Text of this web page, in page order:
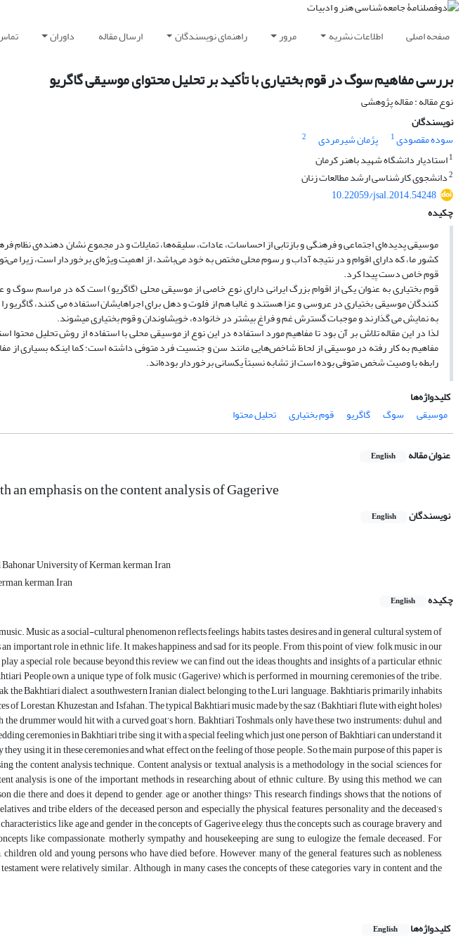
صفحه اصلی اطلاعات نشریه مرور راهنمای نویسندگان ارسال مقاله داوران
بررسی مفاهیم سوگ در قوم بختیاری با تأکید بر تحلیل محتوای موسیقی گاگریو
نوع مقاله : مقاله پژوهشی
نویسندگان
سوده مقصودی1 پژمان شیرمردی
2
1استادیار دانشگاه شهید باهنر کرمان
2دانشجوی کارشناسی ارشد مطالعات زنان
10.22059/jsal.2014.54248
چکیده
موسیقی پدیده‌ای اجتماعی و فرهنگی و بازتابی از احساسات، عادات، سلیقه‌ها، تمایلات و در مجموع نشان دهنده‌ی
کشور ما، که دارای اقوام و در نتیجه آداب و رسوم محلی مختص به خود می‌باشد، از اهمیت ویژه‌ای برخوردار است، زیرا
قوم خاص دست پیدا کرد.
قوم بختیاری به عنوان یکی از اقوام بزرگ ایرانی دارای نوع خاصی از موسیقی محلی (گاگریو) است که در مراسم سوگ و
کنندگان موسیقی بختیاری در عروسی و عزا هستند و غالبا هم از فلوت و دهل برای اجراهایشان استفاده می کنند،
به نمایش می گذارند و موجبات گسترش غم و فراغ بیشتر در خانواده، خویشاوندان و قوم بختیاری میشوند.
لذا در این مقاله تلاش بر آن بود تا مفاهیم مورد استفاده در این نوع از موسیقی محلی با استفاده از روش تحلیل
مفاهیم به کار رفته در موسیقی از لحاظ شاخص‌هایی مانند سن و جنسیت فرد متوفی داشته است؛ کما اینکه بسیاری از
رابطه با وصیت شخص متوفی بوده است از تشابه نسبتاً یکسانی برخوردار بوده‌اند.
کلیدواژه‌ها
موسیقی
سوگ گاگریو قوم بختیاری تحلیل محتوا
عنوان مقاله English
emphasis on the content analysis of Gagerive
نویسندگان English
University of Kerman, kerman, Iran
kerman, Iran
چکیده
English
Music as a social-cultural phenomenon reflects feelings, habits, tastes, desires and in general cultural system of
important role in ethnic life. It makes happiness and sad for its people. From this point of view, folk music in our
a special role, because beyond this review we can find out the ideas, thoughts and insights of a particular ethnic
People own a unique type of folk music (Gagerive) which is performed in mourning ceremonies of the tribe.
the Bakhtiari dialect, a southwestern Iranian dialect, belonging to the Luri language. Bakhtiaris primarily inhabits
of Lorestan, Khuzestan, and Isfahan. The typical Bakhtiari music made by the saz (Bakhtiari flute with eight holes)
drummer would hit with a curved goat’s horn. Bakhtiari Toshmals only have these two instruments: duhul and
ceremonies in Bakhtiari tribe sing it with a special feeling which just one person of Bakhtiari can understand it
using it in these ceremonies and what effect on the feeling of those people. So the main purpose of this paper is
the content analysis technique. Content analysis or textual analysis is a methodology in the social sciences for
analysis is one of the important methods in researching about of ethnic culture. By using this method, we can
die there and does it depend to gender, age or another things? This research findings shows that the notions of
and tribe elders of the deceased person and especially the physical features, personality and the deceased’s
like age and gender in the concepts of Gagerive elegy, thus the concepts such as courage, bravery and
like compassionate, motherly sympathy and housekeeping are sung to eulogize the female deceased. For
old and young persons who have died before. However, many of the general features such as nobleness,
were relatively similar. Although in many cases the concepts of these categories vary in content and the
کلیدواژه‌ها English